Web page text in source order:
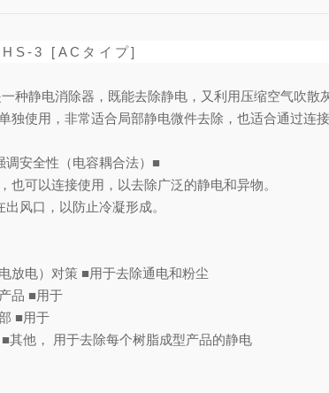
HS-3 [ACタイプ]
种静电消除器，既能去除静电，又利用压缩空气吹散
独使用，非常适合局部静电微件去除，也适合通过连
调安全性（电容耦合法）■
也可以连接使用，以去除广泛的静电和异物。
风口，以防止冷凝形成。
放电）对策 ■用于去除通电和粉尘
品 ■用于
■用于
其他， 用于去除每个树脂成型产品的静电